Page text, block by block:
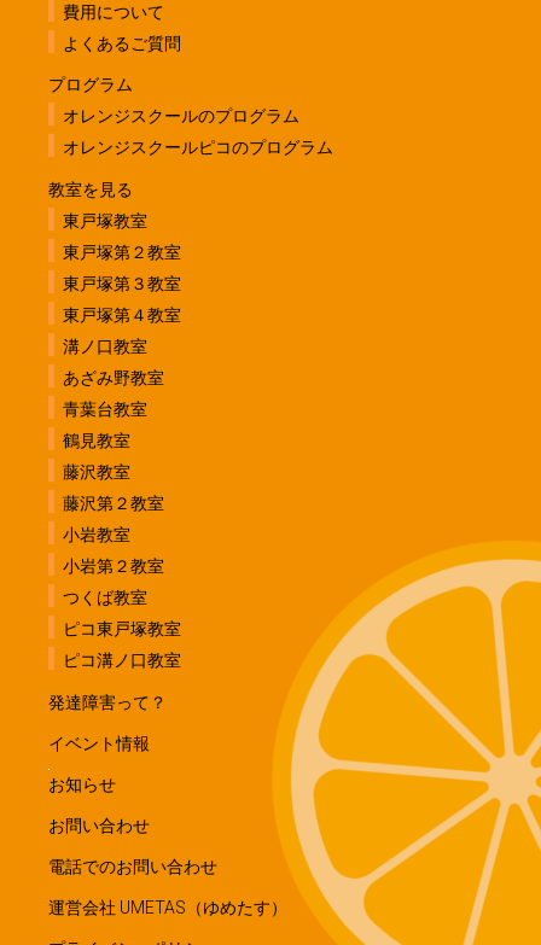
費用について
よくあるご質問
プログラム
オレンジスクールのプログラム
オレンジスクールピコのプログラム
教室を見る
東戸塚教室
東戸塚第２教室
東戸塚第３教室
東戸塚第４教室
溝ノ口教室
あざみ野教室
青葉台教室
鶴見教室
藤沢教室
藤沢第２教室
小岩教室
小岩第２教室
つくば教室
ピコ東戸塚教室
ピコ溝ノ口教室
発達障害って？
イベント情報
お知らせ
お問い合わせ
電話でのお問い合わせ
運営会社 UMETAS（ゆめたす）